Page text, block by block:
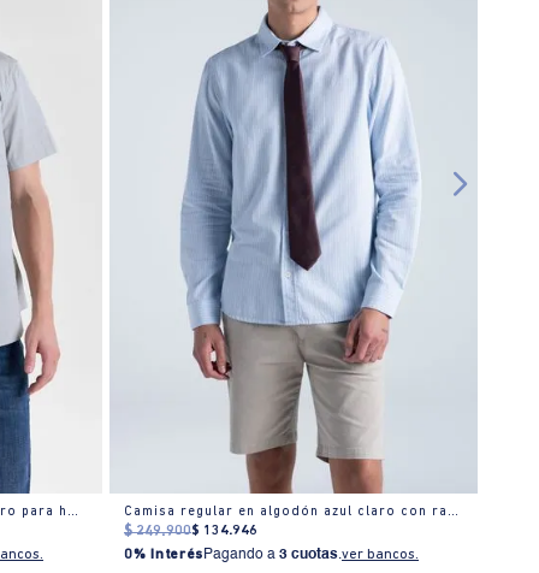
Camisa manga corta cuello camisero para hombre Camisa regular en algodón azul claro con rayas finas
$ 249.900$ 134.946
0% Interés Pagando a3 cuotas.ver bancos.